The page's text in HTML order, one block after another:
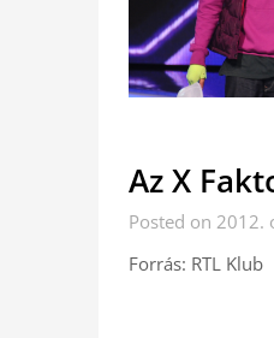
Az X
Posted on 2012.
Forrás: RTL Klub